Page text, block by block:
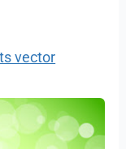
vector